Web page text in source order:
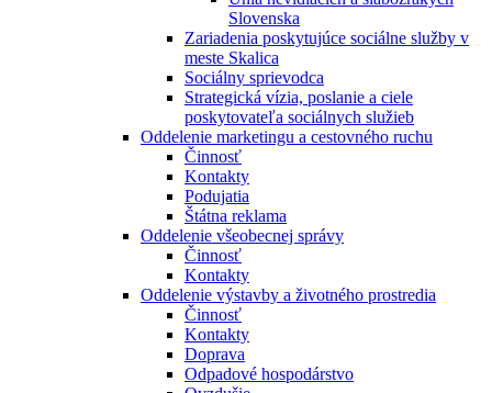
Slovenska
Zariadenia poskytujúce sociálne služby v
meste Skalica
Sociálny sprievodca
Strategická vízia, poslanie a ciele
poskytovateľa sociálnych služieb
Oddelenie marketingu a cestovného ruchu
Činnosť
Kontakty
Podujatia
Štátna reklama
Oddelenie všeobecnej správy
Činnosť
Kontakty
Oddelenie výstavby a životného prostredia
Činnosť
Kontakty
Doprava
Odpadové hospodárstvo